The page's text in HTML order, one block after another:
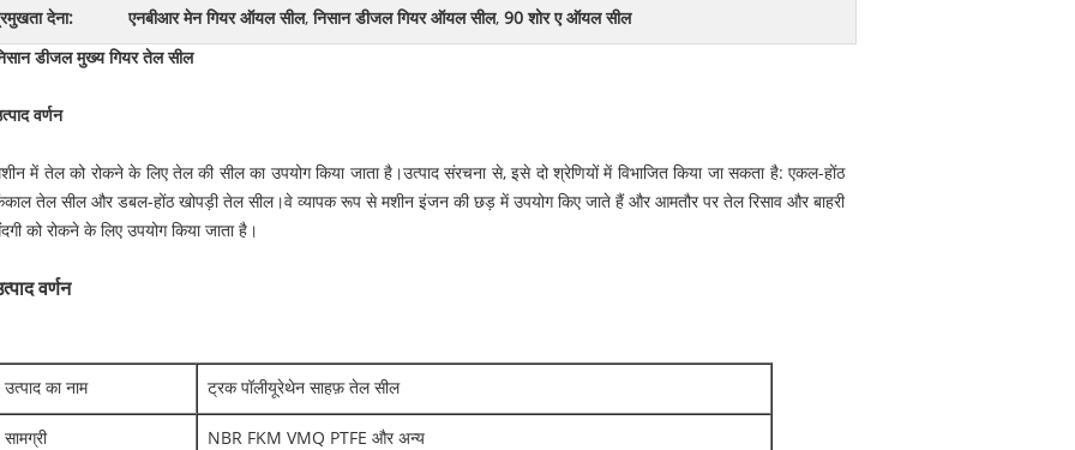
देना: एनबीआर मेन गियर ऑयल सील,निसान डीजल गियर ऑयल सील, 90 शोर ए ऑयल सील
डीजल मुख्य गियर तेल सील
वर्णन
में तेल को रोकने के लिए तेल की सील का उपयोग किया जाता है।उत्पाद संरचना से, इसे दो श्रेणियों में विभाजित किया जा सकता है: एकल-होंठ
तेल सील और डबल-होंठ खोपड़ी तेल सील।वे व्यापक रूप से मशीन इंजन की छड़ में उपयोग किए जाते हैं और आमतौर पर तेल रिसाव और बाहरी
को रोकने के लिए उपयोग किया जाता है।
वर्णन
उत्पाद का नाम ट्रक पॉलीयूरेथेन साहफ़ तेल सील
सामग्री NBR FKM VMQ PTFE और अन्य